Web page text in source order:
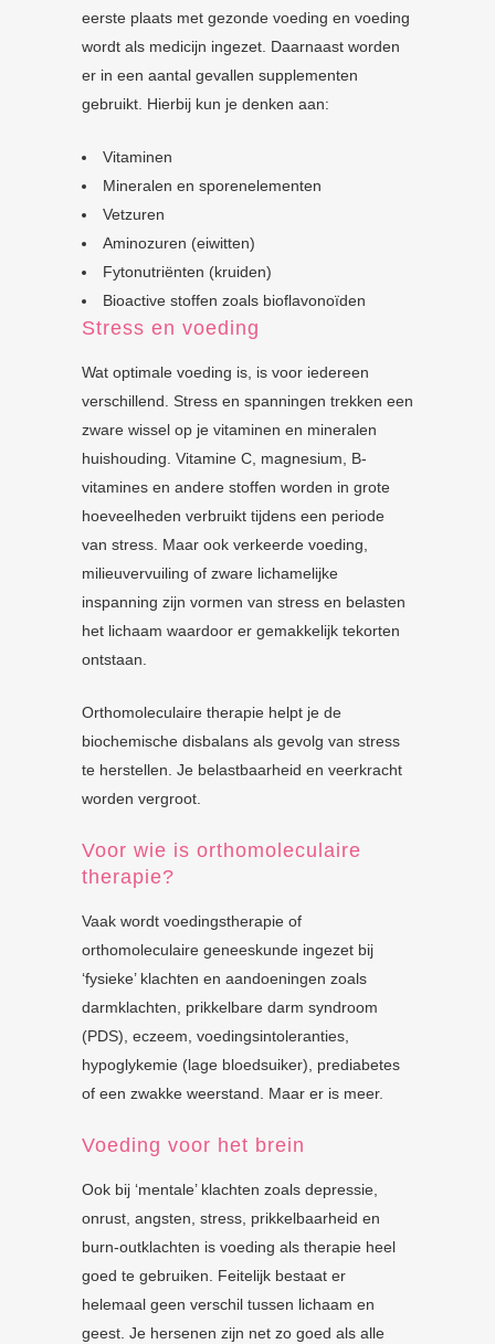
eerste plaats met gezonde voeding en voeding
wordt als medicijn ingezet. Daarnaast worden
er in een aantal gevallen supplementen
gebruikt. Hierbij kun je denken aan:
Vitaminen
Mineralen en sporenelementen
Vetzuren
Aminozuren (eiwitten)
Fytonutriënten (kruiden)
Bioactive stoffen zoals bioflavonoïden
Stress en voeding
Wat optimale voeding is, is voor iedereen
verschillend. Stress en spanningen trekken een
zware wissel op je vitaminen en mineralen
huishouding. Vitamine C, magnesium, B-
vitamines en andere stoffen worden in grote
hoeveelheden verbruikt tijdens een periode
van stress. Maar ook verkeerde voeding,
milieuvervuiling of zware lichamelijke
inspanning zijn vormen van stress en belasten
het lichaam waardoor er gemakkelijk tekorten
ontstaan.
Orthomoleculaire therapie helpt je de
biochemische disbalans als gevolg van stress
te herstellen. Je belastbaarheid en veerkracht
worden vergroot.
Voor wie is orthomoleculaire
therapie?
Vaak wordt voedingstherapie of
orthomoleculaire geneeskunde ingezet bij
‘fysieke’ klachten en aandoeningen zoals
darmklachten, prikkelbare darm syndroom
(PDS), eczeem, voedingsintoleranties,
hypoglykemie (lage bloedsuiker), prediabetes
of een zwakke weerstand. Maar er is meer.
Voeding voor het brein
Ook bij ‘mentale’ klachten zoals depressie,
onrust, angsten, stress, prikkelbaarheid en
burn-outklachten is voeding als therapie heel
goed te gebruiken. Feitelijk bestaat er
helemaal geen verschil tussen lichaam en
geest. Je hersenen zijn net zo goed als alle